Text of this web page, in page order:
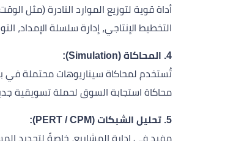
أداة قوية لتوزيع الموارد النادرة (مثل
التخطيط الإنتاجي، إدارة سلسلة الإمداد،
4. المحاكاة (Simulation):
تُستخدم لمحاكاة سيناريوهات محتملة في
محاكاة استجابة السوق لحملة تسويقية
5. تحليل الشبكات (PERT / CPM):
مفيد في إدارة المشاريع، خاصةً لتحديد